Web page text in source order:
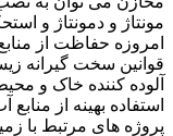
مونتاژ و دمونتاژ و
امروزه حفاظت از
قوانین سخت
آلوده کننده خاک و
استفاده بهینه از
پروژه های مرتبط با